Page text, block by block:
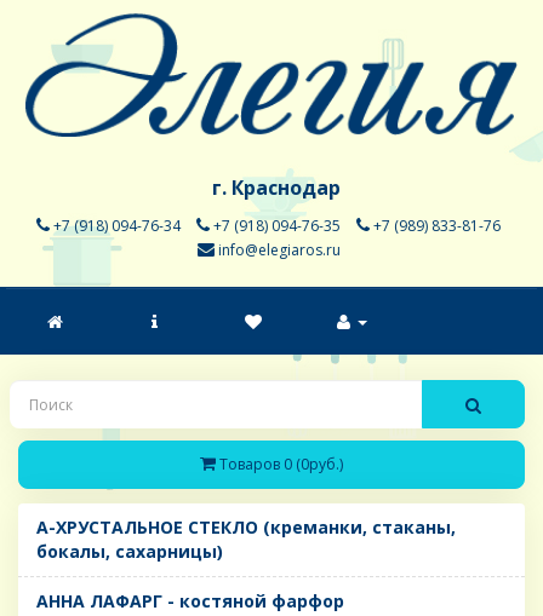
г. Краснодар
+7 (918) 094-76-34 +7 (918) 094-76-35
+7 (989) 833-81-76
info@elegiaros.ru
Товаров 0 (0руб.)
A-ХРУСТАЛЬНОЕ СТЕКЛО (креманки, стаканы,
бокалы, сахарницы)
AHHA ЛАФАРГ - костяной фарфор